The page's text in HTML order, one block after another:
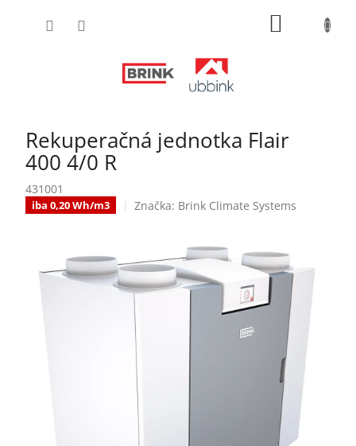
Rekuperačná jednotka Flair
400 4/0 R
431001
iba 0,20 Wh/m3 Značka: Brink Climate Systems